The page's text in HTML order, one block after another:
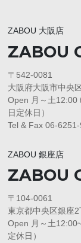
ZABOU 大阪店
ZABOU
〒542-0081
大阪府大阪市中央
Open 月～土
日定休日）
Tel & Fax 06-6251-
ZABOU 銀座店
ZABOU
〒104-0061
東京都中央区銀座
Open 月～土
定休日）